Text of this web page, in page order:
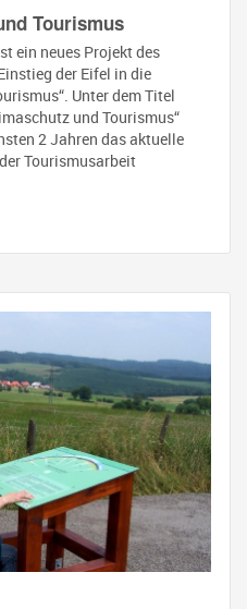
Tourismus
ein neues Projekt des
der Eifel in die
Unter dem Titel
und Tourismus“
2 Jahren das aktuelle
Tourismusarbeit